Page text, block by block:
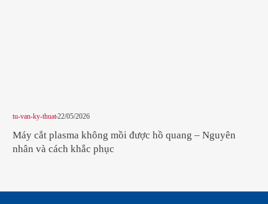
tu-van-ky-thuat22/05/2026
Máy cắt plasma không mồi được hồ quang – Nguyên
nhân và cách khắc phục